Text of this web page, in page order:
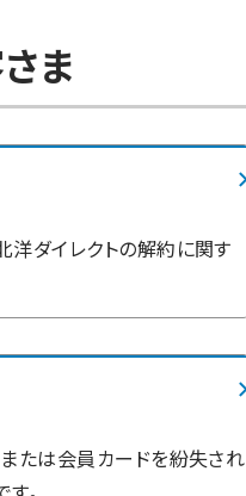
ま
洋ダイレクトの解約に関す
たは会員カードを紛失され